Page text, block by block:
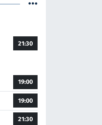
21:30
19:00
19:00
21:30